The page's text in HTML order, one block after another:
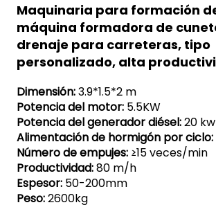
Maquinaria para formación
máquina formadora de
drenaje para carreteras, tipo
personalizado, alta
Dimensión:3.9*1.5*2 m
Potencia del motor: 5.5KW
Potencia del generador diésel:20 kw
Alimentación de hormigón por ciclo:
Número de empujes: ≥15 veces/min
Productividad:80 m/h
Espesor: 50-200mm
Peso:2600kg